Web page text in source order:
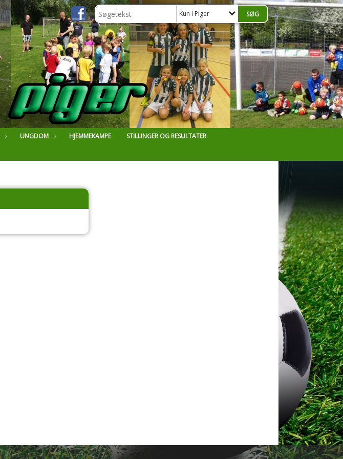
Kun i Piger
UNGDOM HJEMMEKAMPE
STILLINGER OG RESULTATER